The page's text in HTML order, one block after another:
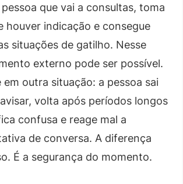
que vai a consultas, toma
houver indicação e consegue
situações de gatilho. Nesse
externo pode ser possível.
em outra situação: a pessoa sai
volta após períodos longos
confusa e reage mal a
de conversa. A diferença
É a segurança do momento.